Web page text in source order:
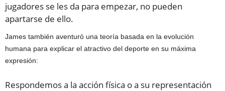
jugadores se les da para empezar, no pueden
apartarse de ello.
James también aventuró una teoría basada en la evolución
humana para explicar el atractivo del deporte en su máxima
expresión:
Respondemos a la acción física o a su representación